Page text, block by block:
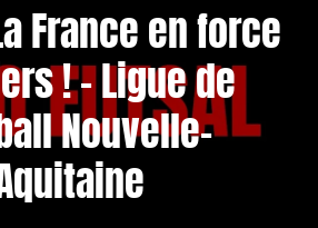
France en force
! – Ligue de
Nouvelle-